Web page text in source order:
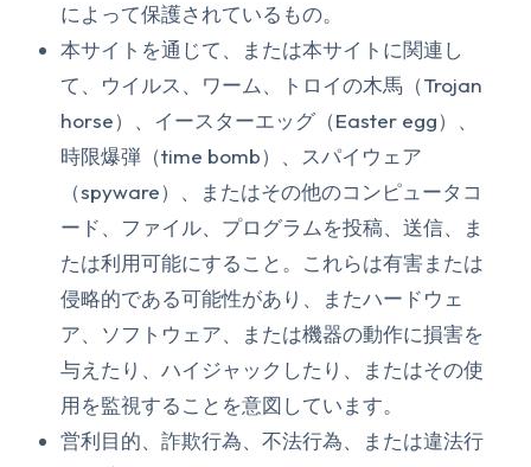
によって保護されているもの。
本サイトを通じて、または本サイトに関連し
て、ウイルス、ワーム、トロイの木馬（Trojan
horse）、イースターエッグ（Easter egg）、
時限爆弾（time bomb）、スパイウェア
（spyware）、またはその他のコンピュータコ
ード、ファイル、プログラムを投稿、送信、ま
たは利用可能にすること。これらは有害または
侵略的である可能性があり、またハードウェ
ア、ソフトウェア、または機器の動作に損害を
与えたり、ハイジャックしたり、またはその使
用を監視することを意図しています。
営利目的、詐欺行為、不法行為、または違法行